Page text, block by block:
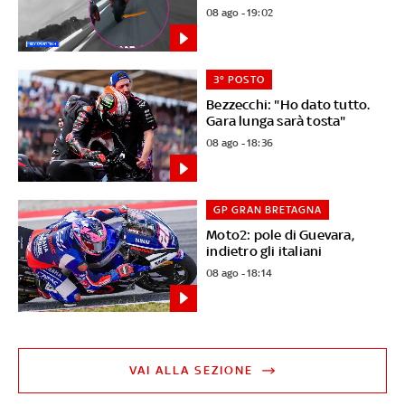
08 ago - 19:02
Bezzecchi: "Ho dato tutto.
Gara lunga sarà tosta"
3° POSTO
08 ago - 18:36
Moto2: pole di Guevara,
indietro gli italiani
GP GRAN BRETAGNA
08 ago - 18:14
VAI ALLA SEZIONE